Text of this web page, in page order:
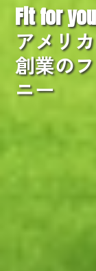
Fit for
アメリ
創業の
ニー